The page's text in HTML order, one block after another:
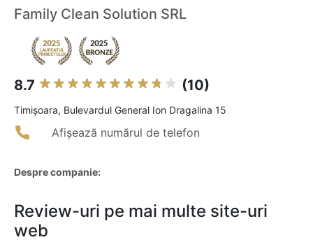
Family Clean Solution SRL
8.7 (10)
Timişoara, Bulevardul General Ion Dragalina 15
Afișează numărul de telefon
Despre companie:
Review-uri pe mai multe site-uri
web